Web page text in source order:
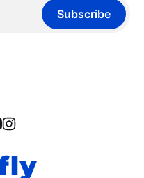
Subscribe